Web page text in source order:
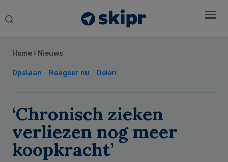
Search
Home › Nieuws
Opslaan Reageer nu Delen
‘Chronisch zieken
verliezen nog meer
koopkracht’
Sidebar